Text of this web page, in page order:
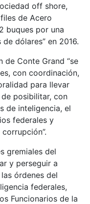
off shore,
de Acero
buques por una
dólares” en 2016.
de Conte Grand “se
con coordinación,
para llevar
posibilitar, con
de inteligencia, el
federales y
gremiales del
y perseguir a
órdenes del
federales,
Funcionarios de la